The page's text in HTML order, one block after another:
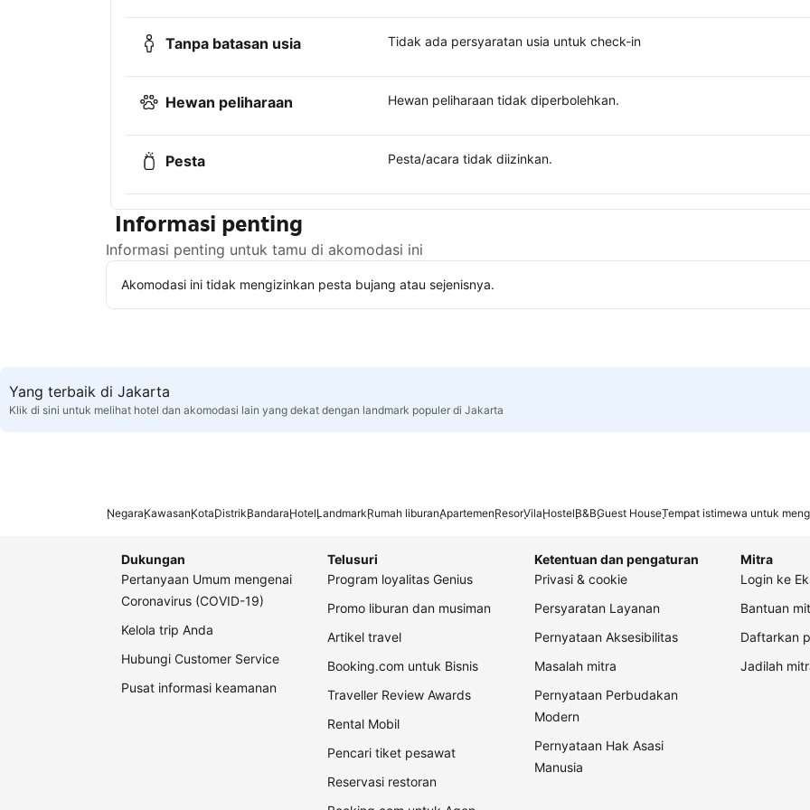
Tanpa batasan usia Tidak ada persyaratan usia untuk check-in
Hewan peliharaan Hewan peliharaan tidak diperbolehkan.
Pesta Pesta/acara tidak diizinkan.
Informasi penting
Informasi penting untuk tamu di akomodasi ini
Akomodasi ini tidak mengizinkan pesta bujang atau sejenisnya.
Yang terbaik di Jakarta
Klik di sini untuk melihat hotel dan akomodasi lain yang dekat dengan landmark populer di Jakarta
NegaraKawasanKotaDistrikBandaraHotelLandmarkRumah liburanApartemenResorVilaHostelB&BGuest HouseTempat istimewa untuk
Dukungan
Pertanyaan Umum mengenai
Coronavirus (COVID-19)
Kelola trip Anda
Hubungi Customer Service
Pusat informasi keamanan
Telusuri
Program loyalitas Genius
Promo liburan dan musiman
Artikel travel
Booking.com untuk Bisnis
Traveller Review Awards
Rental Mobil
Pencari tiket pesawat
Reservasi restoran
Ketentuan dan pengaturan
Privasi & cookie
Persyaratan Layanan
Pernyataan Aksesibilitas
Masalah mitra
Pernyataan Perbudakan
Modern
Pernyataan Hak Asasi
Manusia
Mitra
Login ke
Bantuan
Daftarkan
Jadilah